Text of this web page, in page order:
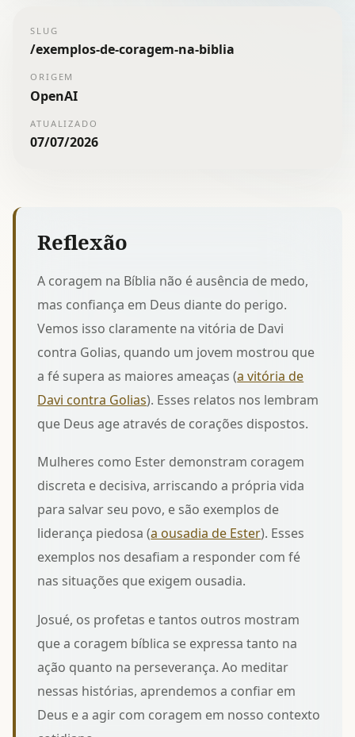
SLUG
/exemplos-de-coragem-na-biblia
ORIGEM
OpenAI
ATUALIZADO
07/07/2026
Reflexão
A coragem na Bíblia não é ausência de medo,
mas confiança em Deus diante do perigo.
Vemos isso claramente na vitória de Davi
contra Golias, quando um jovem mostrou que
a fé supera as maiores ameaças (a vitória de
Davi contra Golias). Esses relatos nos lembram
que Deus age através de corações dispostos.
Mulheres como Ester demonstram coragem
discreta e decisiva, arriscando a própria vida
para salvar seu povo, e são exemplos de
liderança piedosa (a ousadia de Ester). Esses
exemplos nos desafiam a responder com fé
nas situações que exigem ousadia.
Josué, os profetas e tantos outros mostram
que a coragem bíblica se expressa tanto na
ação quanto na perseverança. Ao meditar
nessas histórias, aprendemos a confiar em
Deus e a agir com coragem em nosso contexto